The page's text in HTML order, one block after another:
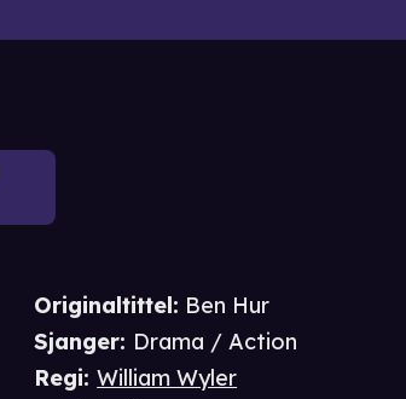
Originaltittel: Ben Hur
Sjanger: Drama / Action
Regi:William Wyler